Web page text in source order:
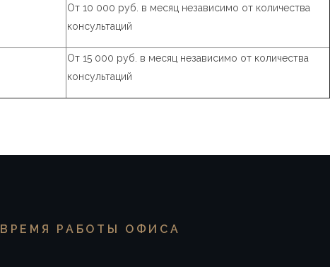
От 10 000 руб. в месяц независимо от количества
консультаций
От 15 000 руб. в месяц независимо от количества
консультаций
ВРЕМЯ РАБОТЫ ОФИСА